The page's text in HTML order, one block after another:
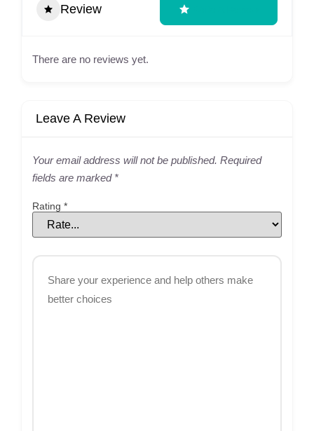
Review
There are no reviews yet.
Leave A Review
Your email address will not be published. Required
fields are marked *
Rating *